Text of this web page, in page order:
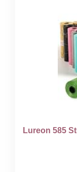
Lureon 585